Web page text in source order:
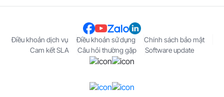
Điều khoản dịch vụ Điều khoản sử dụng
Chính sách bảo mật
Cam kết SLA
Câu hỏi thường gặp Software update